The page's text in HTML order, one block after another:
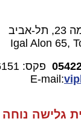
Igal Alon 65,
פקס: 03-6966151
גלישה